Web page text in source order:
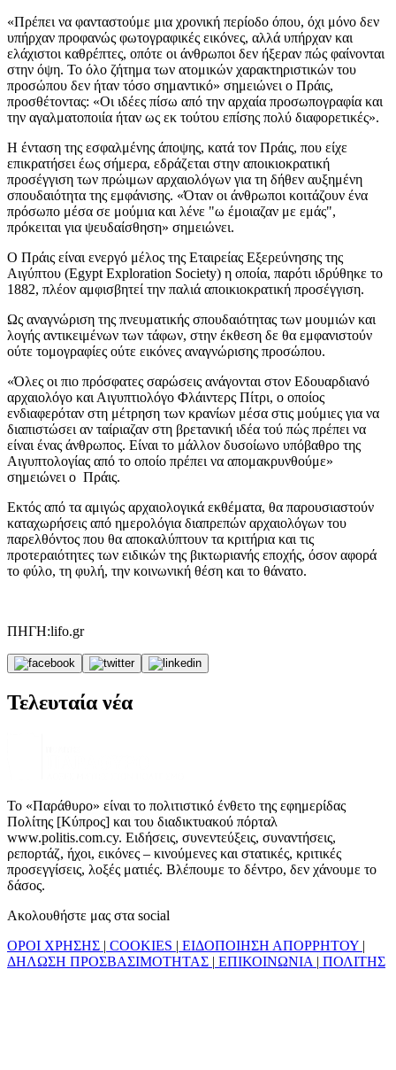
«Πρέπει να φανταστούμε μια χρονική περίοδο όπου, όχι μόνο δεν
υπήρχαν προφανώς φωτογραφικές εικόνες, αλλά υπήρχαν και
ελάχιστοι καθρέπτες, οπότε οι άνθρωποι δεν ήξεραν πώς φαίνονται
στην όψη. Το όλο ζήτημα των ατομικών χαρακτηριστικών του
προσώπου δεν ήταν τόσο σημαντικό» σημειώνει ο Πράις,
προσθέτοντας: «Οι ιδέες πίσω από την αρχαία προσωπογραφία και
την αγαλματοποιία ήταν ως εκ τούτου επίσης πολύ διαφορετικές».
Η ένταση της εσφαλμένης άποψης, κατά τον Πράις, που είχε
επικρατήσει έως σήμερα, εδράζεται στην αποικιοκρατική
προσέγγιση των πρώιμων αρχαιολόγων για τη δήθεν αυξημένη
σπουδαιότητα της εμφάνισης. «Όταν οι άνθρωποι κοιτάζουν ένα
πρόσωπο μέσα σε μούμια και λένε "ω έμοιαζαν με εμάς",
πρόκειται για ψευδαίσθηση» σημειώνει.
Ο Πράις είναι ενεργό μέλος της Εταιρείας Εξερεύνησης της
Αιγύπτου (Egypt Exploration Society) η οποία, παρότι ιδρύθηκε το
1882, πλέον αμφισβητεί την παλιά αποικιοκρατική προσέγγιση.
Ως αναγνώριση της πνευματικής σπουδαιότητας των μουμιών και
λογής αντικειμένων των τάφων, στην έκθεση δε θα εμφανιστούν
ούτε τομογραφίες ούτε εικόνες αναγνώρισης προσώπου.
«Όλες οι πιο πρόσφατες σαρώσεις ανάγονται στον Εδουαρδιανό
αρχαιολόγο και Αιγυπτιολόγο Φλάιντερς Πίτρι, ο οποίος
ενδιαφερόταν στη μέτρηση των κρανίων μέσα στις μούμιες για να
διαπιστώσει αν ταίριαζαν στη βρετανική ιδέα τού πώς πρέπει να
είναι ένας άνθρωπος. Είναι το μάλλον δυσοίωνο υπόβαθρο της
Αιγυπτολογίας από το οποίο πρέπει να απομακρυνθούμε»
σημειώνει ο Πράις.
Εκτός από τα αμιγώς αρχαιολογικά εκθέματα, θα παρουσιαστούν
καταχωρήσεις από ημερολόγια διαπρεπών αρχαιολόγων του
παρελθόντος που θα αποκαλύπτουν τα κριτήρια και τις
προτεραιότητες των ειδικών της βικτωριανής εποχής, όσον αφορά
το φύλο, τη φυλή, την κοινωνική θέση και το θάνατο.
ΠΗΓΗ:lifo.gr
Τελευταία νέα
Το «Παράθυρο» είναι το πολιτιστικό ένθετο της εφημερίδας
Πολίτης [Κύπρος] και του διαδικτυακού πόρταλ
www.politis.com.cy. Ειδήσεις, συνεντεύξεις, συναντήσεις,
ρεπορτάζ, ήχοι, εικόνες – κινούμενες και στατικές, κριτικές
προσεγγίσεις, λοξές ματιές. Βλέπουμε το δέντρο, δεν χάνουμε το
δάσος.
Ακολουθήστε μας στα social
ΟΡΟΙ ΧΡΗΣΗΣ | COOKIES | ΕΙΔΟΠΟΙΗΣΗ ΑΠΟΡΡΗΤΟΥ |
ΔΗΛΩΣΗ ΠΡΟΣΒΑΣΙΜΟΤΗΤΑΣ | ΕΠΙΚΟΙΝΩΝΙΑ | ΠΟΛΙΤΗΣ